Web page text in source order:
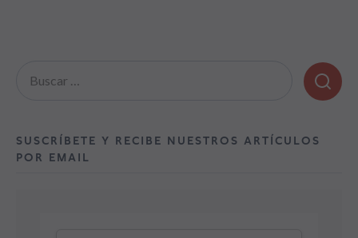
SUSCRÍBETE Y RECIBE NUESTROS ARTÍCULOS
POR EMAIL